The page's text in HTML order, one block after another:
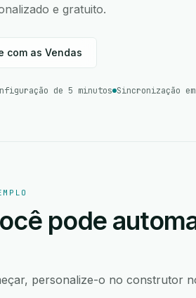
e gratuito.
com as Vendas
de 5 minutos Sincronização
pode
personalize-o no construtor